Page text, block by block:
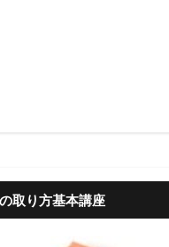
取り方基本講座